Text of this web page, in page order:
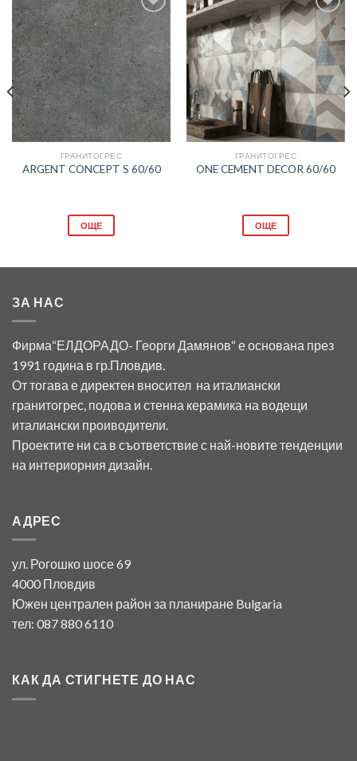
Добави
в
любими
ГРАНИТОГРЕС
ARGENT CONCEPT S 60/60
ОЩЕ
Добави
в
любими
ГРАНИТОГРЕС
ONE CEMENT DECOR 60/60
ОЩЕ
ЗА НАС
Фирма“ЕЛДОРАДО- Георги Дамянов“ е основана през
1991 година в гр.Пловдив.
От тогава е директен вносител на италиански
гранитогрес, подова и стенна керамика на водещи
италиански проиводители.
Проектите ни са в съответствие с най-новите тенденции
на интериорния дизайн.
АДРЕС
ул. Рогошко шосе 69
4000 Пловдив
Южен централен район за планиране Bulgaria
тел: 087 880 6110
КАК ДА СТИГНЕТЕ ДО НАС